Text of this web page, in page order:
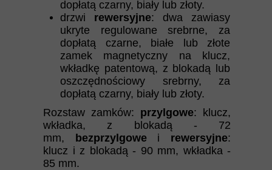
Rozstaw zamków: przylgowe: klucz,
wkładka, z blokadą - 72
mm,
bezprzylgowei rewersyjne:
klucz i z blokadą - 90 mm, wkładka -
85 mm.
dopłatą czarny, biały lub złoty.
drzwi rewersyjne: dwa zawiasy
ukryte regulowane srebrne, za
dopłatą czarne, białe lub złote
zamek magnetyczny na klucz,
wkładkę patentową, z blokadą lub
oszczędnościowy srebrny, za
dopłatą czarny, biały lub złoty.